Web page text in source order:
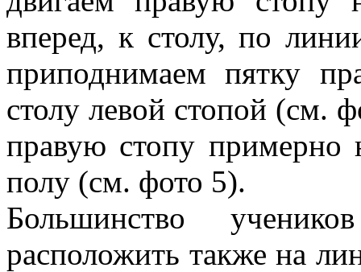
вперед, к столу, по
приподнимаем пятку
столу левой стопой (см.
правую стопу примерно
полу (см. фото 5).
Большинство
расположить также на